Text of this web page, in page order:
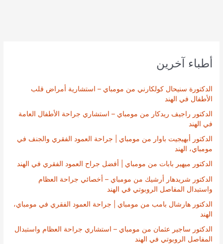
أطباء آخرين
الدكتورة سنيحال كولكارني من مومباي – استشارية أمراض قلب
الأطفال في الهند
الدكتور راجيف ريدكار من مومباي – استشاري جراحة الأطفال العامة
في الهند
الدكتور أبهيجيت باوار من مومباي | جراحة العمود الفقري والجنف في
مومباي، الهند
الدكتور ميهير بابات من مومباي | أفضل جراح العمود الفقري في الهند
الدكتور شريدهار أرشيك من مومباي – أخصائي جراحة العظام
واستبدال المفاصل الروبوتي في الهند
الدكتور هارشال بامب من مومباي | جراحة العمود الفقري في مومباي،
الهند
الدكتور ساجير عثمان من مومباي – استشاري جراحة العظام واستبدال
المفاصل الروبوتي في الهند